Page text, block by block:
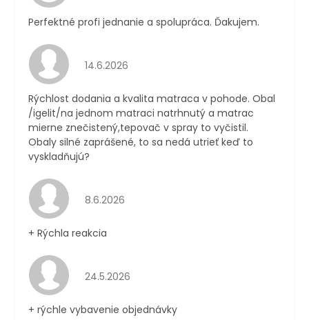
Perfektné profi jednanie a spolupráca. Ďakujem.
Hodnotenie obchodu je 4 z 5 hviezdičiek.
14.6.2026
Rýchlost dodania a kvalita matraca v pohode. Obal
/igelit/na jednom matraci natrhnutý a matrac
mierne znečistený,tepovač v spray to vyčistil.
Obaly silné zaprášené, to sa nedá utrieť keď to
vyskladňujú?
Hodnotenie obchodu je 4 z 5 hviezdičiek.
8.6.2026
+ Rýchla reakcia
Hodnotenie obchodu je 5 z 5 hviezdičiek.
24.5.2026
+ rýchle vybavenie objednávky